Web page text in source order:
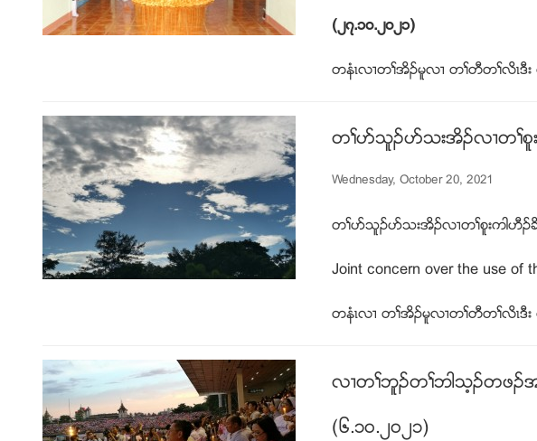
(၂၇.၁၀.၂၀၂၁)
တနံၚလ႕တႈအိဥမူလ႕ တႈတီတႈလိၚဒီး
တႈပဏသူဥပဏသးအိဥလ႕တႈစူ
Wednesday, October 20, 2021
တႈပဏသူဥပဏသးအိဥလ႕တႈစူးကါဟီ
Joint concern over the use of
တနံၚလ႕ တႈအိဥမူလ႕တႈတီတႈလိၚဒီး
လ႕တႈဘူဥတႈဘါသ့ဥတဖဥ
(၆.၁၀.၂၀၂၁)